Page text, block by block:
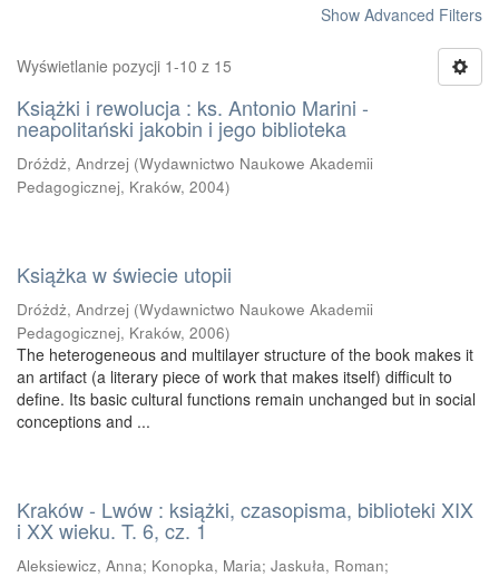
Show Advanced Filters
Wyświetlanie pozycji 1-10 z 15
Książki i rewolucja : ks. Antonio Marini -
neapolitański jakobin i jego biblioteka
Dróżdż, Andrzej (Wydawnictwo Naukowe Akademii
Pedagogicznej, Kraków, 2004)
Książka w świecie utopii
Dróżdż, Andrzej (Wydawnictwo Naukowe Akademii
Pedagogicznej, Kraków, 2006)
The heterogeneous and multilayer structure of the book makes it
an artifact (a literary piece of work that makes itself) difficult to
define. Its basic cultural functions remain unchanged but in social
conceptions and ...
Kraków - Lwów : książki, czasopisma, biblioteki XIX
i XX wieku. T. 6, cz. 1
Aleksiewicz, Anna; Konopka, Maria; Jaskuła, Roman;